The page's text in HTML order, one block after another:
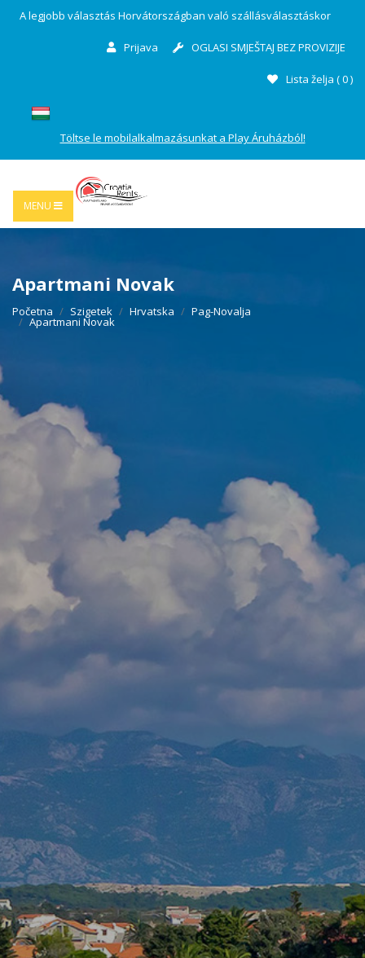
A legjobb választás Horvátországban való szállásválasztáskor
Prijava OGLASI SMJEŠTAJ BEZ PROVIZIJE
Lista želja (0)
Töltse le mobilalkalmazásunkat a Play Áruházból!
MENU
Apartmani Novak
Početna Szigetek Hrvatska Pag-Novalja
Apartmani Novak